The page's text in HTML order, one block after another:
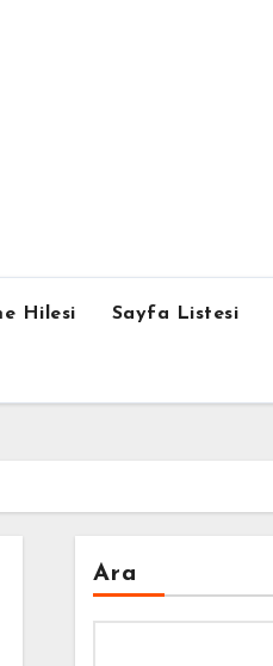
Hilesi Sayfa Listesi
Ara